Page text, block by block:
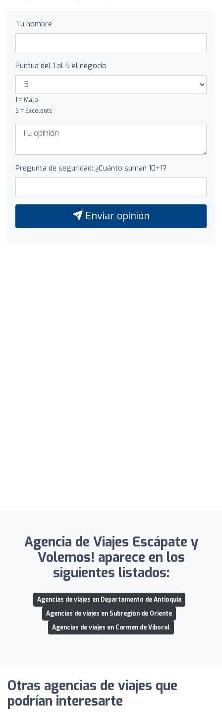
Tu nombre
Puntúa del 1 al 5 el negocio
1 = Malo
5 = Excelente
Pregunta de seguridad: ¿Cuánto suman 10+1?
Enviar opinión
Agencia de Viajes Escápate y
Volemos! aparece en los
siguientes listados:
Agencias de viajes en Departamento de Antioquia
Agencias de viajes en Subregión de Oriente
Agencias de viajes en Carmen de Viboral
Otras agencias de viajes que
podrían interesarte